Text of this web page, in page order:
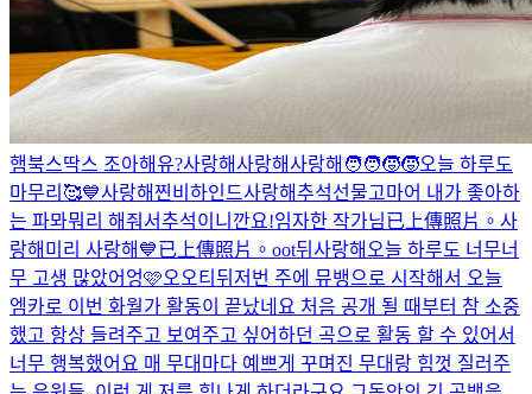
햄북스딱스 조아해유?사랑해사랑해사랑해 🧑‍🧑‍🧒‍🧒오늘 하루도
마무리🥰💙사랑해찐비하인드사랑해추석선물고마어 내가 좋아하
는 파뫄뭐리 해줘서추석이니깐요!임자한 작가님已上傳照片。 사
랑해 미리 사랑해 💙已上傳照片。 oot뒤 사랑해 오늘 하루도 너무너
무 고생 많았어엉🩷오오티뒤 저번 주에 뮤뱅으로 시작해서 오늘
엠카로 이번 화월가 활동이 끝났네요 처음 공개 될 때부터 참 소중
했고 항상 들려주고 보여주고 싶어하던 곡으로 활동 할 수 있어서
너무 행복했어요 매 무대마다 예쁘게 꾸며진 무대랑 힘껏 질러주